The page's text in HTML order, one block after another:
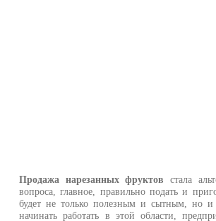
Продажа нарезанных фруктов стала
вопроса, главное, правильно подать и
будет не только полезным и сытным, но
начинать работать в этой области,